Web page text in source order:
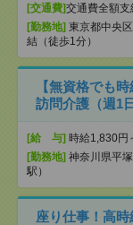
[交通費]交通費全額支
[勤務地] 東京都中央
結（徒歩1分）
【無資格でも
訪問介護（週1
[給 与] 時給1,830円
[勤務地] 神奈川県平
駅）
座り仕事！高